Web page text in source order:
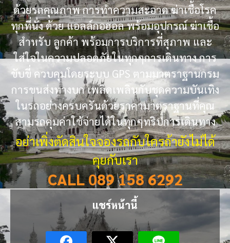
ด้วยรถคุณภาพ การทำความสะอาด ฆ่าเชื้อโรค
ทุกที่นั่ง ด้วย แอลล์กอฮอล พร้อมอุปกรณ์ ฆ่าเชื้อ
สำหรับ ลูกค้า พร้อมการบริการที่สุภาพ และ
ใส่ใจในความปลอดภัยในทุกๆการเดินทาง การ
ขับขี่ ควบคุมโดยระบบ GPS ตามมาตราฐานกรม
การขนส่งทางบก เพลิดเพลินกับชุดความบันเทิง
ในรถอย่างครบครันด้วยราคามาตราฐานที่คุณ
สามรถคุมค่าใช้จ่ายได้ในทุกๆทริปการเดินทาง
อย่าเพิ่งตัดสินใจจองรถกับใครถ้ายังไม่ได้
คุยกับเรา
CALL 089 158 6292
แชร์หน้านี้